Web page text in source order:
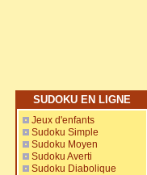
SUDOKU EN LIGNE
Jeux d'enfants
Sudoku Simple
Sudoku Moyen
Sudoku Averti
Sudoku Diabolique